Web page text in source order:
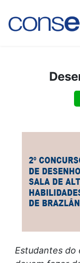
Estudantes do